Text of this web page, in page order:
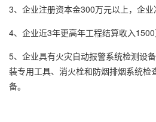
3、企业注册资本金300万元以上，企业
4、企业近3年更高年工程结算收入1500
5、企业具有火灾自动报警系统检测设
装专用工具、消火栓和防烟排烟系统检
备。